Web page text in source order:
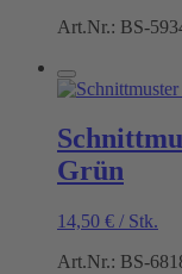
Art.Nr.: BS-
Grün
14,50 € / Stk.
Art.Nr.: BS-